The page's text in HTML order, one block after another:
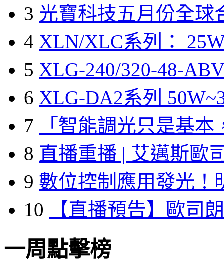
3 光寶科技五月份全球
4 XLN/XLC系列：
5 XLG-240/320-48-
6 XLG-DA2系列
7
「智能調光只是基本
8 直播重播 | 艾邁斯歐
9 數位控制應用發光！
10
【直播預告】歐司
一周點擊榜